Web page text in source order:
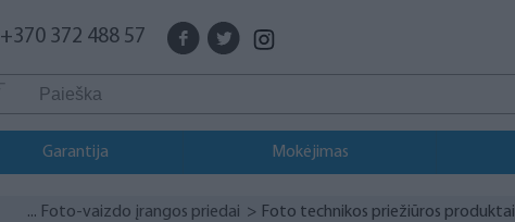
+370 372 488 57
Garantija Mokėjimas
... Foto-vaizdo įrangos priedai > Foto technikos priežiūros produktai